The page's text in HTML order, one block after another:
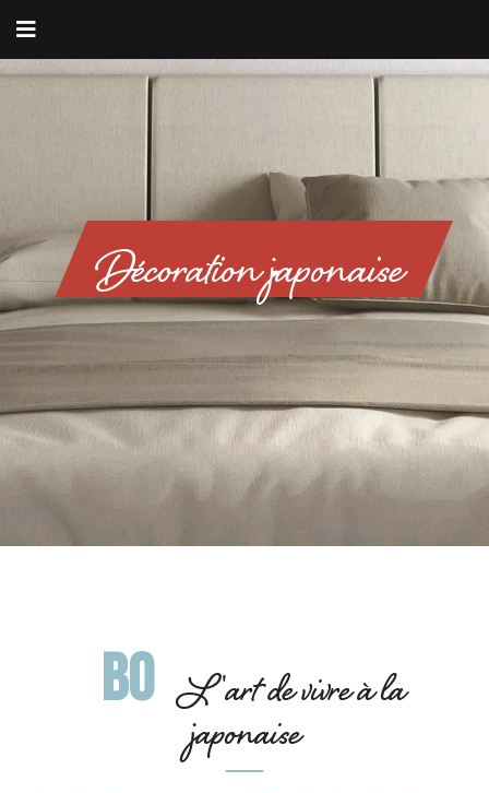
Décoration japonaise
BO L'art de vivre à la
japonaise